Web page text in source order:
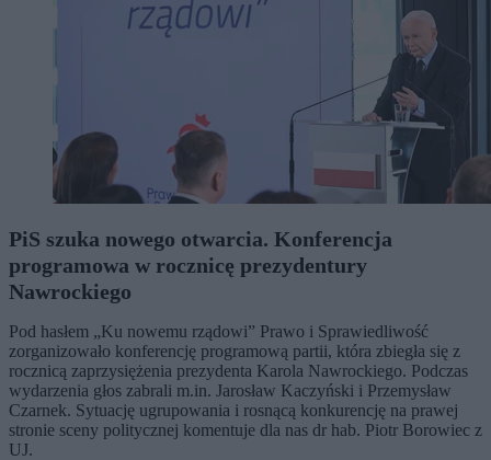
PiS szuka nowego otwarcia. Konferencja
programowa w rocznicę prezydentury
Nawrockiego
Pod hasłem „Ku nowemu rządowi” Prawo i Sprawiedliwość
zorganizowało konferencję programową partii, która zbiegła się z
rocznicą zaprzysiężenia prezydenta Karola Nawrockiego. Podczas
wydarzenia głos zabrali m.in. Jarosław Kaczyński i Przemysław
Czarnek. Sytuację ugrupowania i rosnącą konkurencję na prawej
stronie sceny politycznej komentuje dla nas dr hab. Piotr Borowiec z
UJ.